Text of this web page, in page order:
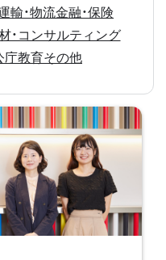
輸・物流金融・保険
・コンサルティング
庁教育その他